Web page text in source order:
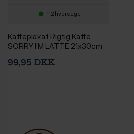
1-2 hverdage
Kaffeplakat Rigtig Kaffe
SORRY I'M LATTE 21x30cm
99,95 DKK